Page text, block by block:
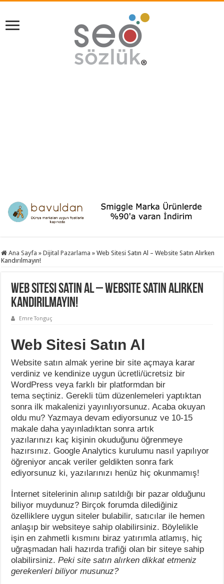
Ana Sayfa » Dijital Pazarlama » Web Sitesi Satın Al – Website Satın Alırken
Kandırılmayın!
Web Sitesi Satın Al – Website Satın Alırken
Kandırılmayın!
Emre Tonguç
Web Sitesi Satın Al
Website satın almak yerine bir site açmaya karar
verdiniz ve kendinize uygun ücretli/ücretsiz bir
WordPress veya farklı bir platformdan bir
tema seçtiniz. Gerekli tüm düzenlemeleri yaptıktan
sonra ilk makalenizi yayınlıyorsunuz. Acaba okuyan
oldu mu? Yazmaya devam ediyorsunuz ve 10-15
makale daha yayınladıktan sonra artık
yazılarınızı kaç kişinin okuduğunu öğrenmeye
hazırsınız. Google Analytics kurulumu nasıl yapılıyor
öğreniyor ancak veriler geldikten sonra fark
ediyorsunuz ki, yazılarınızı henüz hiç okunmamış!
İnternet sitelerinin alınıp satıldığı bir pazar olduğunu
biliyor muydunuz? Birçok forumda dilediğiniz
özelliklere uygun siteler bulabilir, satıcılar ile hemen
anlaşıp bir websiteye sahip olabilirsiniz. Böylelikle
işin en zahmetli kısmını biraz yatırımla atlamış, hiç
uğraşmadan hali hazırda trafiği olan bir siteye sahip
olabilirsiniz.Peki site satın alırken dikkat etmeniz
gerekenleri biliyor musunuz?